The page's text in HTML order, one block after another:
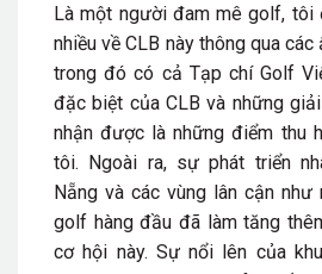
Là một người đam mê golf, tôi
nhiều về CLB này thông qua các
trong đó có cả Tạp chí Golf
đặc biệt của CLB và những
nhận được là những điểm thu
tôi. Ngoài ra, sự phát triển
Nẵng và các vùng lân cận
golf hàng đầu đã làm tăng
cơ hội này. Sự nổi lên của